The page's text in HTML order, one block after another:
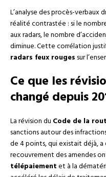
L’analyse des procès-verbaux
réalité contrastée : si le
aux radars, le nombre
diminue. Cette corrélation
radars feux rouges sur
Ce que les
changé depuis
La révision du Code de la
sanctions autour des
de 4 points, qui existait déjà,
recouvrement des amendes
télépaiementet à la